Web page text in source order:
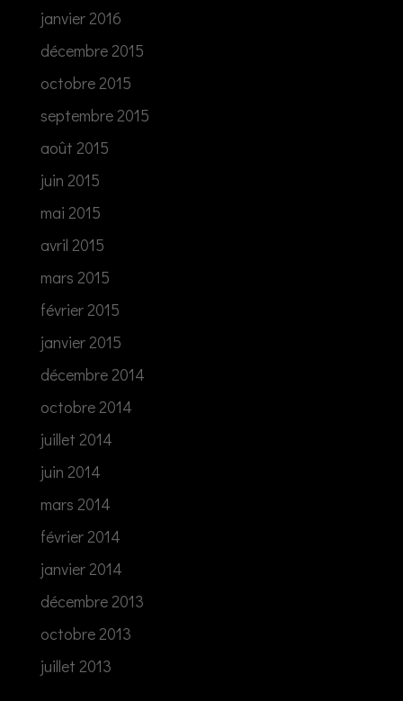
janvier 2016
décembre 2015
octobre 2015
septembre 2015
août 2015
juin 2015
mai 2015
avril 2015
mars 2015
février 2015
janvier 2015
décembre 2014
octobre 2014
juillet 2014
juin 2014
mars 2014
février 2014
janvier 2014
décembre 2013
octobre 2013
juillet 2013